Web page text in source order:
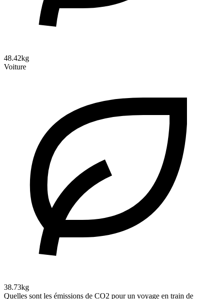
48.42kg
Voiture
38.73kg
Quelles sont les émissions de CO2 pour un voyage en train de